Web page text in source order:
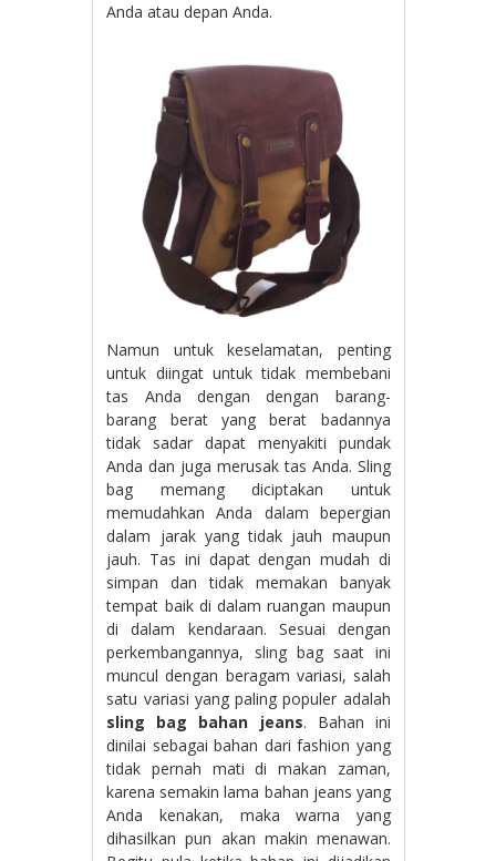
Anda atau depan Anda.
Namun untuk keselamatan, penting
untuk diingat untuk tidak membebani
tas Anda dengan dengan barang-
barang berat yang berat badannya
tidak sadar dapat menyakiti pundak
Anda dan juga merusak tas Anda. Sling
bag memang diciptakan untuk
memudahkan Anda dalam bepergian
dalam jarak yang tidak jauh maupun
jauh. Tas ini dapat dengan mudah di
simpan dan tidak memakan banyak
tempat baik di dalam ruangan maupun
di dalam kendaraan. Sesuai dengan
perkembangannya, sling bag saat ini
muncul dengan beragam variasi, salah
satu variasi yang paling populer adalah
sling bag bahan jeans. Bahan ini
dinilai sebagai bahan dari fashion yang
tidak pernah mati di makan zaman,
karena semakin lama bahan jeans yang
Anda kenakan, maka warna yang
dihasilkan pun akan makin menawan.